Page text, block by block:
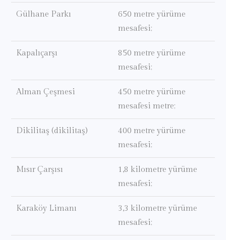
Gülhane Parkı
650 metre yürüme
mesafesi;
Kapalıçarşı
850 metre yürüme
mesafesi;
Alman Çeşmesi
450 metre yürüme
mesafesi metre;
Dikilitaş (dikilitaş)
400 metre yürüme
mesafesi;
Mısır Çarşısı
1,8 kilometre yürüme
mesafesi;
Karaköy Limanı
3,3 kilometre yürüme
mesafesi;